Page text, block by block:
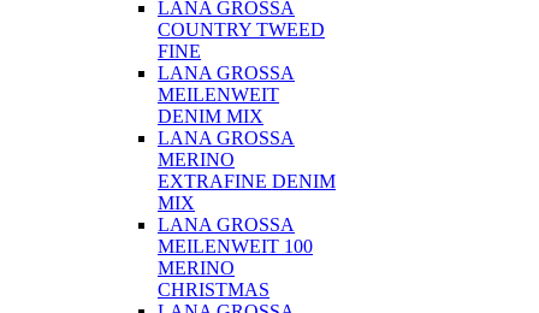
LANA GROSSA
COUNTRY TWEED
FINE
LANA GROSSA
MEILENWEIT
DENIM MIX
LANA GROSSA
MERINO
EXTRAFINE DENIM
MIX
LANA GROSSA
MEILENWEIT 100
MERINO
CHRISTMAS